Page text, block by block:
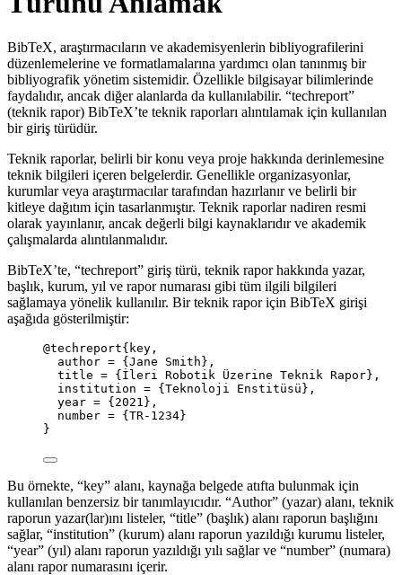
BibTeX, araştırmacıların ve akademisyenlerin bibliyografilerini
düzenlemelerine ve formatlamalarına yardımcı olan tanınmış bir
bibliyografik yönetim sistemidir. Özellikle bilgisayar bilimlerinde
faydalıdır, ancak diğer alanlarda da kullanılabilir. “techreport”
(teknik rapor) BibTeX’te teknik raporları alıntılamak için kullanılan
bir giriş türüdür.
Teknik raporlar, belirli bir konu veya proje hakkında derinlemesine
teknik bilgileri içeren belgelerdir. Genellikle organizasyonlar,
kurumlar veya araştırmacılar tarafından hazırlanır ve belirli bir
kitleye dağıtım için tasarlanmıştır. Teknik raporlar nadiren resmi
olarak yayınlanır, ancak değerli bilgi kaynaklarıdır ve akademik
çalışmalarda alıntılanmalıdır.
BibTeX’te, “techreport” giriş türü, teknik rapor hakkında yazar,
başlık, kurum, yıl ve rapor numarası gibi tüm ilgili bilgileri
sağlamaya yönelik kullanılır. Bir teknik rapor için BibTeX girişi
aşağıda gösterilmiştir:
@techreport{key,
author = {Jane Smith} ,
title = {İleri Robotik Üzerine Teknik Rapor} ,
institution = {Teknoloji Enstitüsü} ,
year = {2021 } ,
number = {TR-1234}
}
Bu örnekte, “key” alanı, kaynağa belgede atıfta bulunmak için
kullanılan benzersiz bir tanımlayıcıdır. “Author” (yazar) alanı, teknik
raporun yazar(lar)ını listeler, “title” (başlık) alanı raporun başlığını
sağlar, “institution” (kurum) alanı raporun yazıldığı kurumu listeler,
“year” (yıl) alanı raporun yazıldığı yılı sağlar ve “number” (numara)
alanı rapor numarasını içerir.